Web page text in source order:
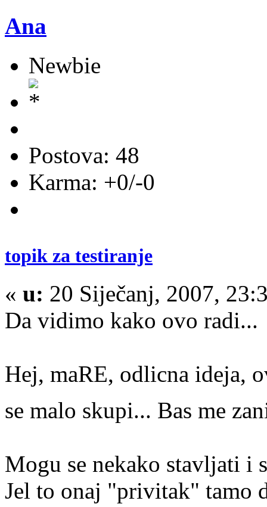
Ana
Newbie
Postova: 48
Karma: +0/-0
topik za testiranje
« u: 20 Siječanj, 2007,
Da vidimo kako ovo radi...
Hej, maRE, odlicna ideja,
se malo skupi... Bas me
Mogu se nekako stavljati i
Jel to onaj "privitak" tamo